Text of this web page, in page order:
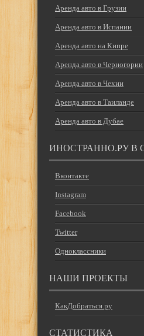
Аренда авто в Грузии
Аренда авто в Испании
Аренда авто на Кипре
Аренда авто в Черногории
Аренда авто в Чехии
Аренда авто в Таиланде
Аренда авто в Дубае
ИНОСТРАННО.РУ В
Вконтакте
Instagram
Facebook
Twitter
Одноклассники
НАШИ ПРОЕКТЫ
КакДобраться.ру
СТАТИСТИКА